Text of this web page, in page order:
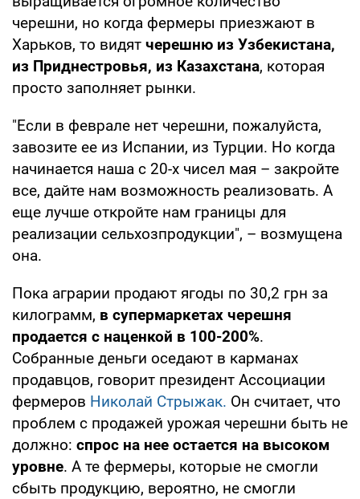
черешни, но когда фермеры приезжают в
Харьков, то видят черешню из Узбекистана,
из Приднестровья, из Казахстана, которая
просто заполняет рынки.
"Если в феврале нет черешни, пожалуйста,
завозите ее из Испании, из Турции. Но когда
начинается наша с 20-х чисел мая – закройте
все, дайте нам возможность реализовать. А
еще лучше откройте нам границы для
реализации сельхозпродукции", – возмущена
она.
Пока аграрии продают ягоды по 30,2 грн за
килограмм, в супермаркетах черешня
продается с наценкой в 100-200%.
Собранные деньги оседают в карманах
продавцов, говорит президент Ассоциации
фермеров Николай Стрыжак. Он считает, что
проблем с продажей урожая черешни быть не
должно: спрос на нее остается на высоком
уровне. А те фермеры, которые не смогли
сбыть продукцию, вероятно, не смогли